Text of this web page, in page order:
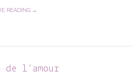
READING →
de l’amour